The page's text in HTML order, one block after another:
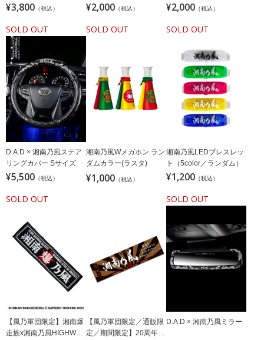
¥3,800 （税込）
SOLD OUT
¥2,000 （税込）
SOLD OUT
¥2,000 （税込）
SOLD OUT
D.A.D × 湘南乃風ステア
リングカバー Sサイズ
¥5,500 （税込）
SOLD OUT
湘南乃風Wメガホン ラン
ダムカラー(ラスタ)
¥1,000 （税込）
湘南乃風LEDブレスレッ
ト（5color／ランダム）
¥1,200 （税込）
SOLD OUT
【風乃軍団限定】湘南爆
走族x湘南乃風HIGHWAY
【風乃軍団限定／通販限
定／期間限定】20周年記
D.A.D × 湘南乃風ミラー